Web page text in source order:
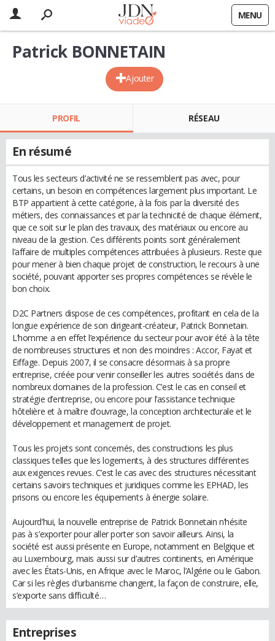
MENU
Ajouter
Patrick BONNETAIN
PROFIL RÉSEAU
En résumé
Tous les secteurs d’activité ne se ressemblent pas avec, pour
certains, un besoin en compétences largement plus important. Le
BTP appartient à cette catégorie, à la fois par la diversité des
métiers, des connaissances et par la technicité de chaque élément,
que ce soit sur le plan des travaux, des matériaux ou encore au
niveau de la gestion. Ces différents points sont généralement
l’affaire de multiples compétences attribuées à plusieurs. Reste que
pour mener à bien chaque projet de construction, le recours à une
société, pouvant apporter ses propres compétences se révèle le
bon choix.
D2C Partners dispose de ces compétences, profitant en cela de la
longue expérience de son dirigeant-créateur, Patrick Bonnetain.
L’homme a en effet l’expérience du secteur pour avoir été à la tête
de nombreuses structures et non des moindres : Accor, Fayat et
Eiffage. Depuis 2007, il se consacre désormais à sa propre
entreprise, créée pour venir conseiller les autres sociétés dans de
nombreux domaines de la profession. C’est le cas en conseil et
stratégie d’entreprise, ou encore pour l’assistance technique
hôtelière et à maître d’ouvrage, la conception architecturale et le
développement et management de projet.
Tous les projets sont concernés, des constructions les plus
classiques telles que les logements, à des structures différentes
aux exigences revues. C’est le cas avec des structures nécessitant
certains savoirs techniques et juridiques comme les EPHAD, les
prisons ou encore les équipements à énergie solaire.
Aujourd’hui, la nouvelle entreprise de Patrick Bonnetain n’hésite
pas à s’exporter pour aller porter son savoir ailleurs. Ainsi, la
société est aussi présente en Europe, notamment en Belgique et
au Luxembourg, mais aussi sur d’autres continents, en Amérique
avec les États-Unis, en Afrique avec le Maroc, l’Algérie ou le Gabon.
Car si les règles d’urbanisme changent, la façon de construire, elle,
s’exporte sans difficulté…
Entreprises